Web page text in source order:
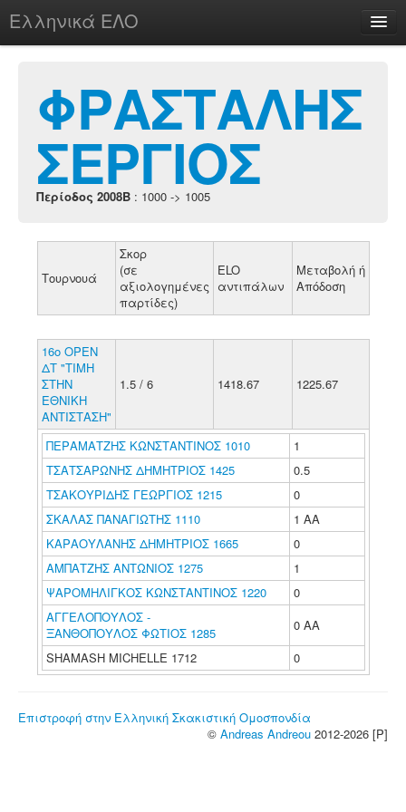
Ελληνικά ΕΛΟ
chesstu.be @ discord
Login
ΦΡΑΣΤΑΛΗΣ
ΣΕΡΓΙΟΣ
Περίοδος 2008B : 1000 -> 1005
Τουρνουά
Σκορ
(σε
αξιολογημένες
παρτίδες)
ELO
αντιπάλων
Μεταβολή ή
Απόδοση
16ο ΟΡΕΝ
ΔΤ "ΤΙΜΗ
ΣΤΗΝ
ΕΘΝΙΚΗ
ΑΝΤΙΣΤΑΣΗ"
1.5 / 6 1418.67 1225.67
ΠΕΡΑΜΑΤΖΗΣ ΚΩΝΣΤΑΝΤΙΝΟΣ 1010
1
ΤΣΑΤΣΑΡΩΝΗΣ ΔΗΜΗΤΡΙΟΣ 1425
0.5
ΤΣΑΚΟΥΡΙΔΗΣ ΓΕΩΡΓΙΟΣ 1215
0
ΣΚΑΛΑΣ ΠΑΝΑΓΙΩΤΗΣ 1110
1 ΑΑ
ΚΑΡΑΟΥΛΑΝΗΣ ΔΗΜΗΤΡΙΟΣ 1665
0
ΑΜΠΑΤΖΗΣ ΑΝΤΩΝΙΟΣ 1275
1
ΨΑΡΟΜΗΛΙΓΚΟΣ ΚΩΝΣΤΑΝΤΙΝΟΣ 1220
0
ΑΓΓΕΛΟΠΟΥΛΟΣ -
ΞΑΝΘΟΠΟΥΛΟΣ ΦΩΤΙΟΣ 1285
0 ΑΑ
SHAMASH MICHELLE 1712
0
Επιστροφή στην Ελληνική Σκακιστική Ομοσπονδία
© Andreas Andreou 2012-2026 [P]